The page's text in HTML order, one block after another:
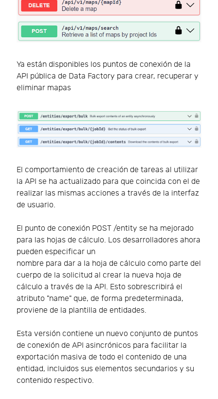
Ya están disponibles los puntos de conexión de la
API pública de Data Factory para crear, recuperar y
eliminar mapas
El comportamiento de creación de tareas al utilizar
la API se ha actualizado para que coincida con el de
realizar las mismas acciones a través de la interfaz
de usuario.
El punto de conexión POST /entity se ha mejorado
para las hojas de cálculo. Los desarrolladores ahora
pueden especificar un
nombre para dar a la hoja de cálculo como parte del
cuerpo de la solicitud al crear la nueva hoja de
cálculo a través de la API. Esto sobrescribirá el
atributo "name" que, de forma predeterminada,
proviene de la plantilla de entidades.
Esta versión contiene un nuevo conjunto de puntos
de conexión de API asincrónicos para facilitar la
exportación masiva de todo el contenido de una
entidad, incluidos sus elementos secundarios y su
contenido respectivo.